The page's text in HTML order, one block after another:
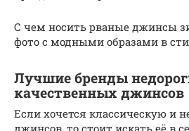
С чем носить рваные джинсы
фото с модными образами в
Лучшие бренды
качественных джинсов
Если хочется классическую и